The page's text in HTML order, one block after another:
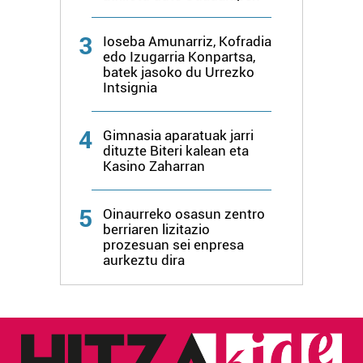
3
Ioseba Amunarriz, Kofradia
edo Izugarria Konpartsa,
batek jasoko du Urrezko
Intsignia
4
Gimnasia aparatuak jarri
dituzte Biteri kalean eta
Kasino Zaharran
5
Oinaurreko osasun zentro
berriaren lizitazio
prozesuan sei enpresa
aurkeztu dira